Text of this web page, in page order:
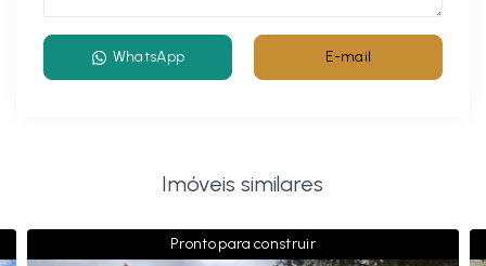
WhatsApp E-mail
Imóveis similares
Pronto para construir